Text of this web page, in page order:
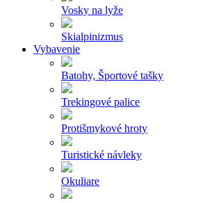
Vosky na lyže
Skialpinizmus
Vybavenie
Batohy, Športové tašky
Trekingové palice
Protišmykové hroty
Turistické návleky
Okuliare